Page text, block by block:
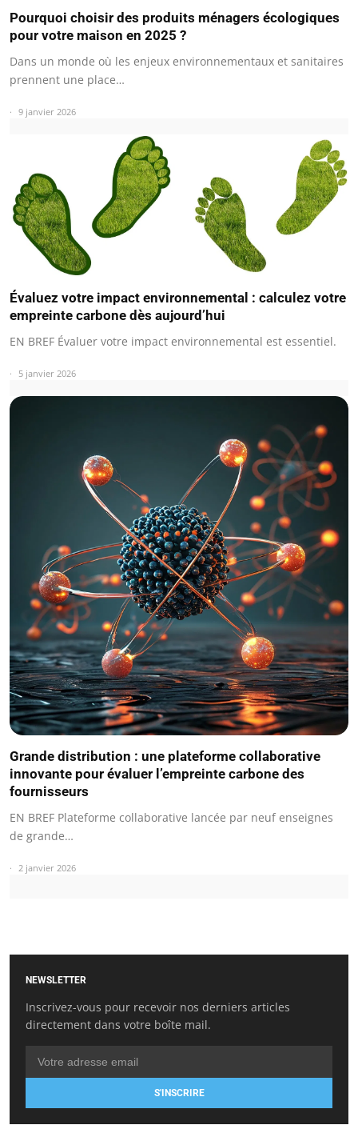
Pourquoi choisir des produits ménagers écologiques
pour votre maison en 2025 ?
Dans un monde où les enjeux environnementaux et sanitaires
prennent une place…
9 janvier 2026
Évaluez votre impact environnemental : calculez votre
empreinte carbone dès aujourd’hui
EN BREF Évaluer votre impact environnemental est essentiel.
5 janvier 2026
Grande distribution : une plateforme collaborative
innovante pour évaluer l’empreinte carbone des
fournisseurs
EN BREF Plateforme collaborative lancée par neuf enseignes
de grande…
2 janvier 2026
NEWSLETTER
Inscrivez-vous pour recevoir nos derniers articles
directement dans votre boîte mail.
S'INSCRIRE